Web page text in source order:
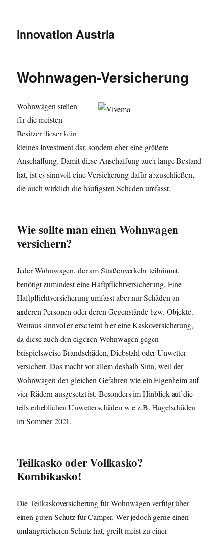
Innovation Austria
Wohnwagen-Versicherung
Wohnwägen stellen
für die meisten
Besitzer dieser kein
kleines Investment dar, sondern eher eine größere
Anschaffung. Damit diese Anschaffung auch lange Bestand
hat, ist es sinnvoll eine Versicherung dafür abzuschließen,
die auch wirklich die häufigsten Schäden umfasst.
Wie sollte man einen Wohnwagen
versichern?
Jeder Wohnwagen, der am Straßenverkehr teilnimmt,
benötigt zumindest eine Haftpflichtversicherung. Eine
Haftpflichtversicherung umfasst aber nur Schäden an
anderen Personen oder deren Gegenstände bzw. Objekte.
Weitaus sinnvoller erscheint hier eine Kaskoversicherung,
da diese auch den eigenen Wohnwagen gegen
beispielsweise Brandschäden, Diebstahl oder Unwetter
versichert. Das macht vor allem deshalb Sinn, weil der
Wohnwagen den gleichen Gefahren wie ein Eigenheim auf
vier Rädern ausgesetzt ist. Besonders im Hinblick auf die
teils erheblichen Unwetterschäden wie z.B. Hagelschäden
im Sommer 2021.
Teilkasko oder Vollkasko?
Kombikasko!
Die Teilkaskoversicherung für Wohnwägen verfügt über
einen guten Schutz für Camper. Wer jedoch gerne einen
umfangreicheren Schutz hat, greift meist zu einer